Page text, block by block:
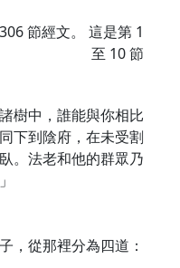
306節經文。 這是第 1
至 10 節
樹中，誰能與你相比
下到陰府，在未受割
。法老和他的群眾乃
，從那裡分為四道：